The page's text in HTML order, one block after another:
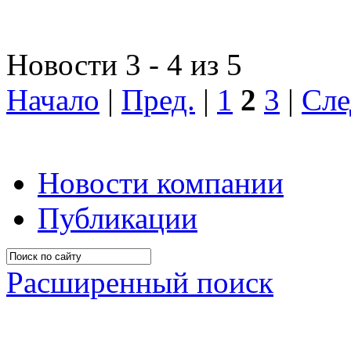
Новости 3 - 4 из 5
Начало | Пред. | 1 2 3 |
Новости компании
Публикации
Расширенный поиск